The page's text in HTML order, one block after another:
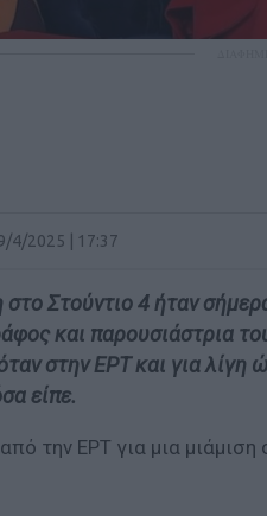
4/2025 | 17:37
στο Στούντιο 4 ήταν
και παρουσιάστρια
στην ΕΡΤ και για λίγη
είπε.
την ΕΡΤ για μια